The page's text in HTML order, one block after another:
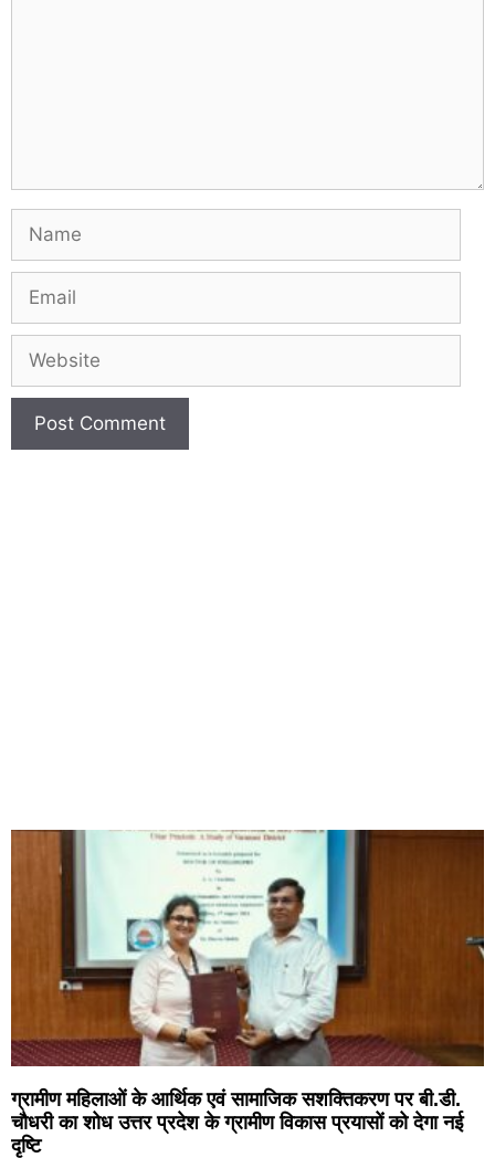
ग्रामीण महिलाओं के आर्थिक एवं सामाजिक सशक्तिकरण पर बी.डी.
चौधरी का शोध उत्तर प्रदेश के ग्रामीण विकास प्रयासों को देगा नई
दृष्टि